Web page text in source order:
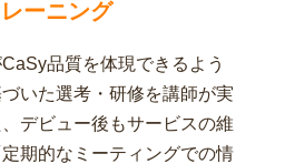
レーニング
品質を体現できるよう
いた選考・研修を講師が実
デビュー後もサービスの維
期的なミーティングでの情